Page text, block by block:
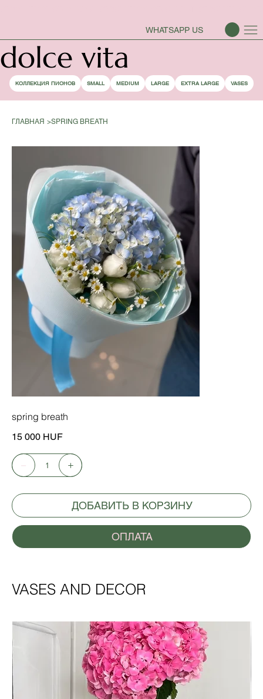
WHATSAPP US
dolce vita
КОЛЛЕКЦИЯ ПИОНОВ SMALL MEDIUM LARGE EXTRA LARGE VASES
ГЛАВНАЯ >SPRING BREATH
spring breath
15 000 HUF
ДОБАВИТЬ В КОРЗИНУ
ОПЛАТА
VASES AND DECOR